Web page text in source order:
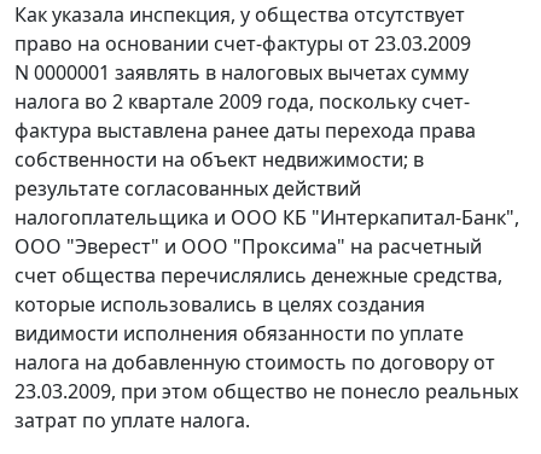
Как указала инспекция, у общества отсутствует
право на основании счет-фактуры от 23.03.2009
N 0000001 заявлять в налоговых вычетах сумму
налога во 2 квартале 2009 года, поскольку счет-
фактура выставлена ранее даты перехода права
собственности на объект недвижимости; в
результате согласованных действий
налогоплательщика и ООО КБ "Интеркапитал-Банк",
ООО "Эверест" и ООО "Проксима" на расчетный
счет общества перечислялись денежные средства,
которые использовались в целях создания
видимости исполнения обязанности по уплате
налога на добавленную стоимость по договору от
23.03.2009, при этом общество не понесло реальных
затрат по уплате налога.